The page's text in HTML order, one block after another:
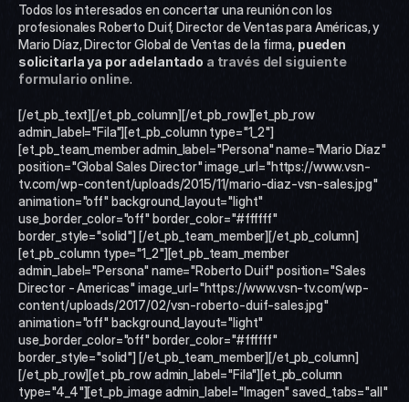
Todos los interesados en concertar una reunión con los
profesionales Roberto Duif, Director de Ventas para Américas, y
Mario Díaz, Director Global de Ventas de la firma, pueden
solicitarla ya por adelantado a través del siguiente
formulario online.
[/et_pb_text][/et_pb_column][/et_pb_row][et_pb_row
admin_label="Fila"][et_pb_column type="1_2"]
[et_pb_team_member admin_label="Persona" name="Mario Díaz"
position="Global Sales Director" image_url="https://www.vsn-
tv.com/wp-content/uploads/2015/11/mario-diaz-vsn-sales.jpg"
animation="off" background_layout="light"
use_border_color="off" border_color="#ffffff"
border_style="solid"] [/et_pb_team_member][/et_pb_column]
[et_pb_column type="1_2"][et_pb_team_member
admin_label="Persona" name="Roberto Duif" position="Sales
Director - Americas" image_url="https://www.vsn-tv.com/wp-
content/uploads/2017/02/vsn-roberto-duif-sales.jpg"
animation="off" background_layout="light"
use_border_color="off" border_color="#ffffff"
border_style="solid"] [/et_pb_team_member][/et_pb_column]
[/et_pb_row][et_pb_row admin_label="Fila"][et_pb_column
type="4_4"][et_pb_image admin_label="Imagen" saved_tabs="all"